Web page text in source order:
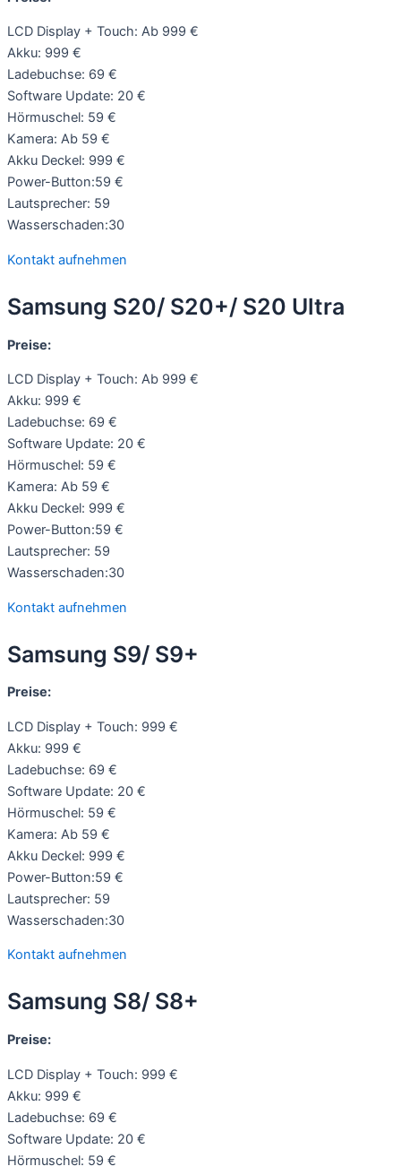
LCD Display + Touch: Ab 999 €
Akku: 999 €
Ladebuchse: 69 €
Software Update: 20 €
Hörmuschel: 59 €
Kamera: Ab 59 €
Akku Deckel: 999 €
Power-Button:59 €
Lautsprecher: 59
Wasserschaden:30
Kontakt aufnehmen
Samsung S20/ S20+/ S20 Ultra
Preise:
LCD Display + Touch: Ab 999 €
Akku: 999 €
Ladebuchse: 69 €
Software Update: 20 €
Hörmuschel: 59 €
Kamera: Ab 59 €
Akku Deckel: 999 €
Power-Button:59 €
Lautsprecher: 59
Wasserschaden:30
Kontakt aufnehmen
Samsung S9/ S9+
Preise:
LCD Display + Touch: 999 €
Akku: 999 €
Ladebuchse: 69 €
Software Update: 20 €
Hörmuschel: 59 €
Kamera: Ab 59 €
Akku Deckel: 999 €
Power-Button:59 €
Lautsprecher: 59
Wasserschaden:30
Kontakt aufnehmen
Samsung S8/ S8+
Preise:
LCD Display + Touch: 999 €
Akku: 999 €
Ladebuchse: 69 €
Software Update: 20 €
Hörmuschel: 59 €